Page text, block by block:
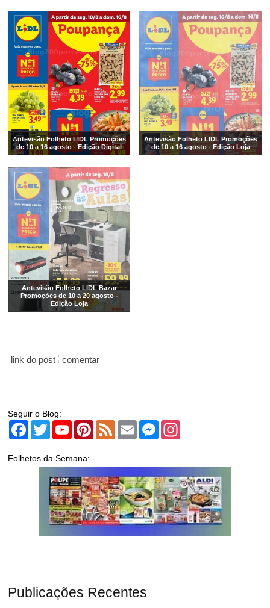
Antevisão Folheto LIDL Promoções
de 10 a 16 agosto - Edição Digital
Antevisão Folheto LIDL Promoções
de 10 a 16 agosto - Edição Loja
Antevisão Folheto LIDL Bazar
Promoções de 10 a 20 agosto -
Edição Loja
link do post comentar
Seguir o Blog:
Facebook
TwitterYouTubePinterest
Feed Email Messenger
Folhetos da Semana:
Publicações Recentes